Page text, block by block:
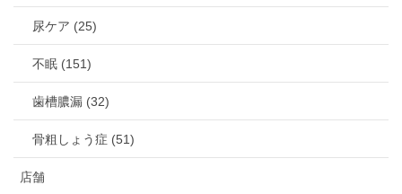
尿ケア (25)
不眠 (151)
歯槽膿漏 (32)
骨粗しょう症 (51)
店舗